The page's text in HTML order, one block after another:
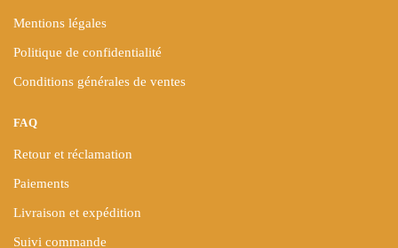
Mentions légales
Politique de confidentialité
Conditions générales de ventes
FAQ
Retour et réclamation
Paiements
Livraison et expédition
Suivi commande